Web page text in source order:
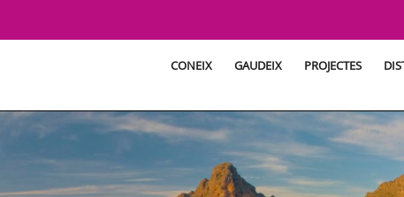
CONEIX GAUDEIX PROJECTES